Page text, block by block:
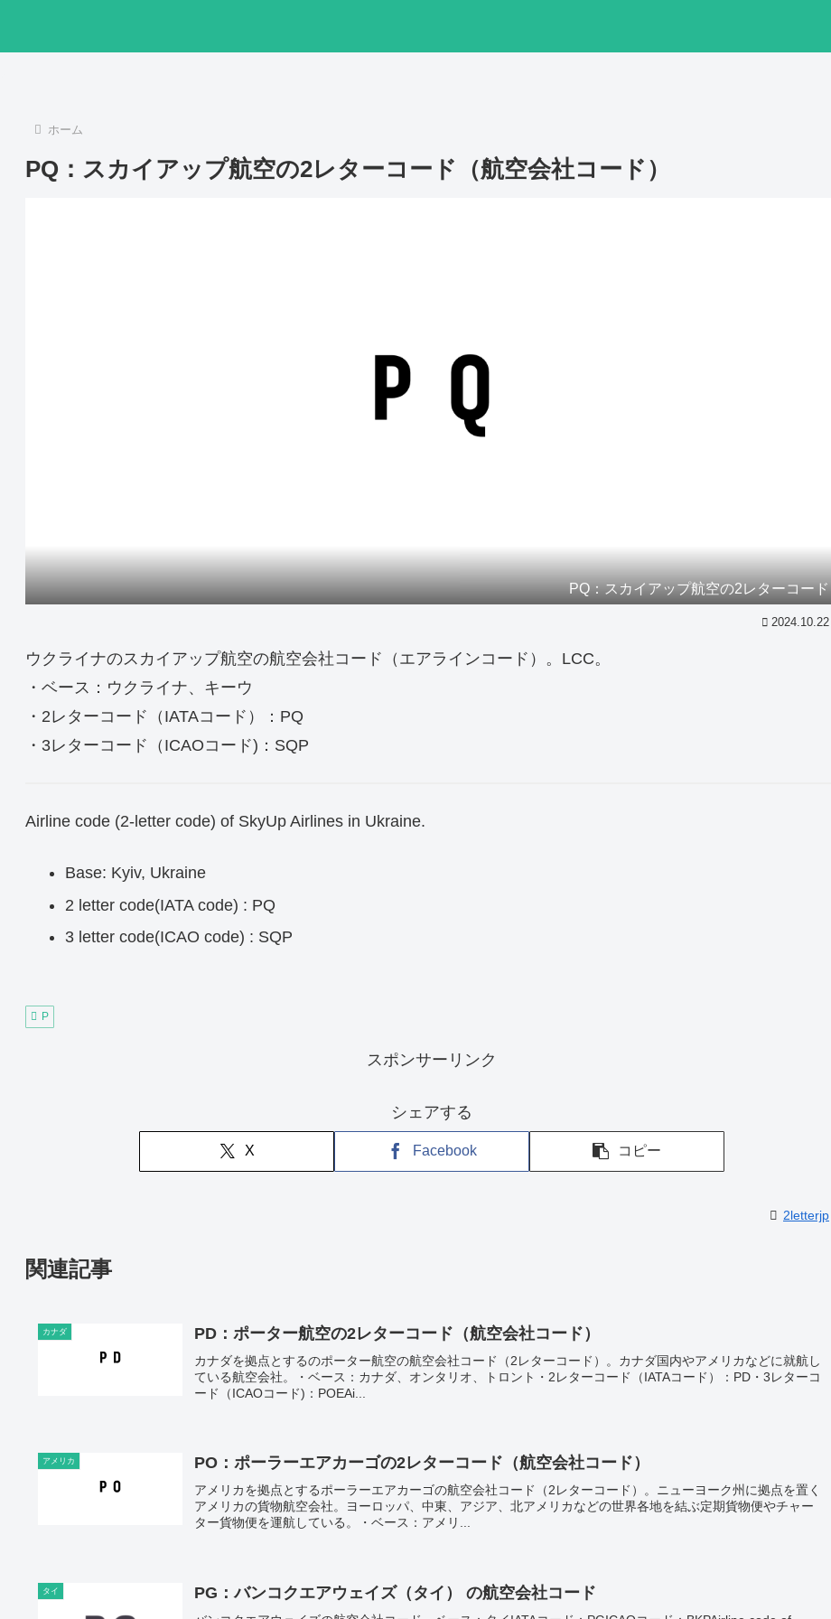
ホーム
PQ：スカイアップ航空の2レターコード（航空会社コード）
PQ：スカイアップ航空の2レターコード
2024.10.22
ウクライナのスカイアップ航空の航空会社コード（エアラインコード）。LCC。
・ベース：ウクライナ、キーウ
・2レターコード（IATAコード）：PQ
・3レターコード（ICAOコード)：SQP
Airline code (2-letter code) of SkyUp Airlines in Ukraine.
Base: Kyiv, Ukraine
2 letter code(IATA code) : PQ
3 letter code(ICAO code) : SQP
P
スポンサーリンク
シェアする
X Facebook コピー
2letterjp
関連記事
カナダ PD：ポーター航空の2レターコード（航空会社コード）
カナダを拠点とするのポーター航空の航空会社コード（2レターコード）。カナダ国内やアメリカなどに就航し
ている航空会社。・ベース：カナダ、オンタリオ、トロント・2レターコード（IATAコード）：PD・3レターコ
ード（ICAOコード)：POEAi...
アメリカ PO：ポーラーエアカーゴの2レターコード（航空会社コード）
アメリカを拠点とするポーラーエアカーゴの航空会社コード（2レターコード）。ニューヨーク州に拠点を置く
アメリカの貨物航空会社。ヨーロッパ、中東、アジア、北アメリカなどの世界各地を結ぶ定期貨物便やチャー
ター貨物便を運航している。・ベース：アメリ...
タイ PG：バンコクエアウェイズ（タイ） の航空会社コード